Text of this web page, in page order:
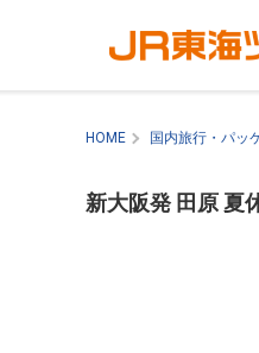
HOME 国内旅行・パッ
新大阪発 田原 夏